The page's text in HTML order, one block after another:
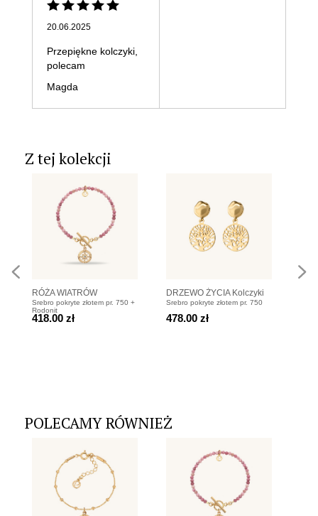
20.06.2025
Przepiękne kolczyki,
polecam
Magda
Z tej kolekcji
RÓŻA WIATRÓW
Bransoletka z rodonitów i
srebra pozłacanego
Srebro pokryte złotem pr. 750 +
Rodonit
418.00 zł
DRZEWO ŻYCIA Kolczyki
pozłacane
Srebro pokryte złotem pr. 750
478.00 zł
POLECAMY RÓWNIEŻ